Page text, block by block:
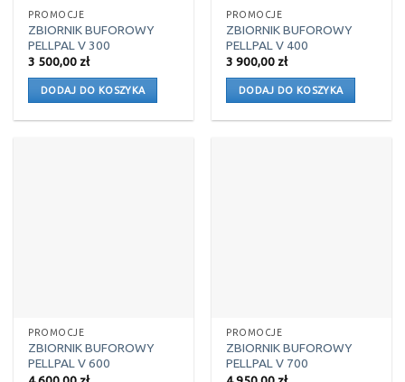
PROMOCJE
ZBIORNIK BUFOROWY
PELLPAL V 300
3 500,00 zł
DODAJ DO KOSZYKA
PROMOCJE
ZBIORNIK BUFOROWY
PELLPAL V 400
3 900,00 zł
DODAJ DO KOSZYKA
PROMOCJE
ZBIORNIK BUFOROWY
PELLPAL V 600
PROMOCJE
ZBIORNIK BUFOROWY
PELLPAL V 700